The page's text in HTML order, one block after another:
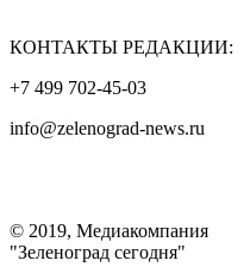
КОНТАКТЫ РЕДАКЦИИ:
+7 499 702-45-03
info@zelenograd-news.ru
© 2019, Медиакомпания
"Зеленоград сегодня"